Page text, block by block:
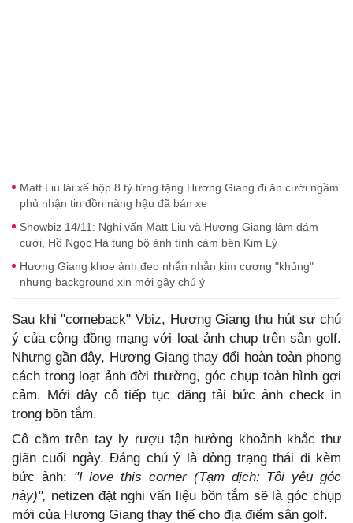
Matt Liu lái xế hộp 8 tỷ từng tặng Hương Giang đi ăn cưới ngầm
phủ nhận tin đồn nàng hậu đã bán xe
Showbiz 14/11: Nghi vấn Matt Liu và Hương Giang làm đám
cưới, Hồ Ngọc Hà tung bộ ảnh tình cảm bên Kim Lý
Hương Giang khoe ảnh đeo nhẫn nhẫn kim cương "khủng"
nhưng background xịn mới gây chú ý
Sau khi "comeback" Vbiz, Hương Giang thu hút sự chú
ý của cộng đồng mạng với loạt ảnh chụp trên sân golf.
Nhưng gần đây, Hương Giang thay đổi hoàn toàn phong
cách trong loạt ảnh đời thường, góc chụp toàn hình gợi
cảm. Mới đây cô tiếp tục đăng tải bức ảnh check in
trong bồn tắm.
Cô cầm trên tay ly rượu tận hưởng khoảnh khắc thư
giãn cuối ngày. Đáng chú ý là dòng trạng thái đi kèm
bức ảnh: "I love this corner (Tạm dịch: Tôi yêu góc
này)", netizen đặt nghi vấn liệu bồn tắm sẽ là góc chụp
mới của Hương Giang thay thế cho địa điểm sân golf.